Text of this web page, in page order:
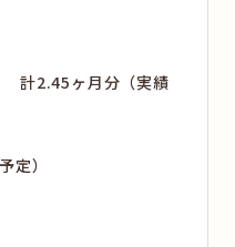
計2.45ヶ月分（実績
定）